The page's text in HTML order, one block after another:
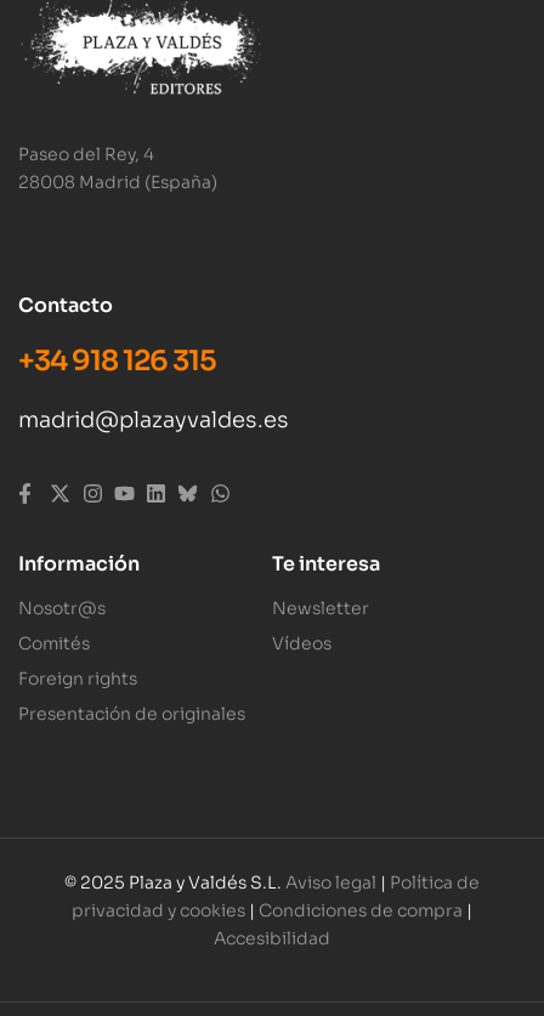
Paseo del Rey, 4
28008 Madrid (España)
Contacto
+34 918 126 315
madrid@plazayvaldes.es
Información
Nosotr@s
Comités
Foreign rights
Presentación de originales
Te interesa
Newsletter
Vídeos
© 2025 Plaza y Valdés S.L. Aviso legal | Política de
privacidad y cookies | Condiciones de compra |
Accesibilidad